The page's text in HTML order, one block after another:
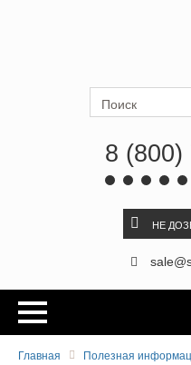
8 (800)
НЕ
Главная
Полезная